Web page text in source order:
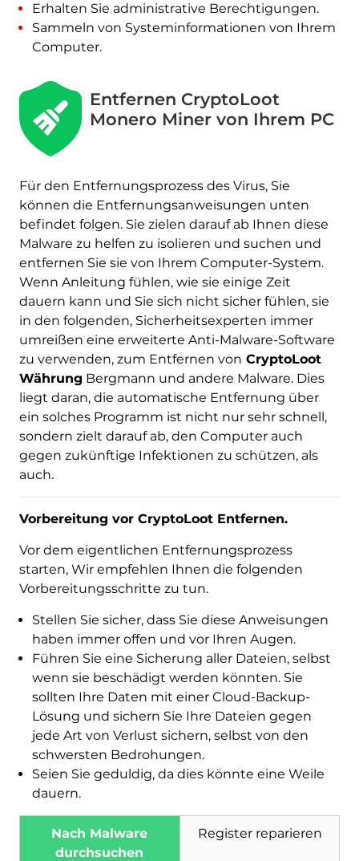
Erhalten Sie administrative Berechtigungen.
Sammeln von Systeminformationen von Ihrem
Computer.
Entfernen CryptoLoot
Monero Miner von Ihrem PC
Für den Entfernungsprozess des Virus, Sie
können die Entfernungsanweisungen unten
befindet folgen. Sie zielen darauf ab Ihnen diese
Malware zu helfen zu isolieren und suchen und
entfernen Sie sie von Ihrem Computer-System.
Wenn Anleitung fühlen, wie sie einige Zeit
dauern kann und Sie sich nicht sicher fühlen, sie
in den folgenden, Sicherheitsexperten immer
umreißen eine erweiterte Anti-Malware-Software
zu verwenden, zum Entfernen von CryptoLoot
Währung Bergmann und andere Malware. Dies
liegt daran, die automatische Entfernung über
ein solches Programm ist nicht nur sehr schnell,
sondern zielt darauf ab, den Computer auch
gegen zukünftige Infektionen zu schützen, als
auch.
Vorbereitung vor CryptoLoot Entfernen.
Vor dem eigentlichen Entfernungsprozess
starten, Wir empfehlen Ihnen die folgenden
Vorbereitungsschritte zu tun.
Stellen Sie sicher, dass Sie diese Anweisungen
haben immer offen und vor Ihren Augen.
Führen Sie eine Sicherung aller Dateien, selbst
wenn sie beschädigt werden könnten. Sie
sollten Ihre Daten mit einer Cloud-Backup-
Lösung und sichern Sie Ihre Dateien gegen
jede Art von Verlust sichern, selbst von den
schwersten Bedrohungen.
Seien Sie geduldig, da dies könnte eine Weile
dauern.
Nach Malware
durchsuchen
Register reparieren
Malware Removal Tool